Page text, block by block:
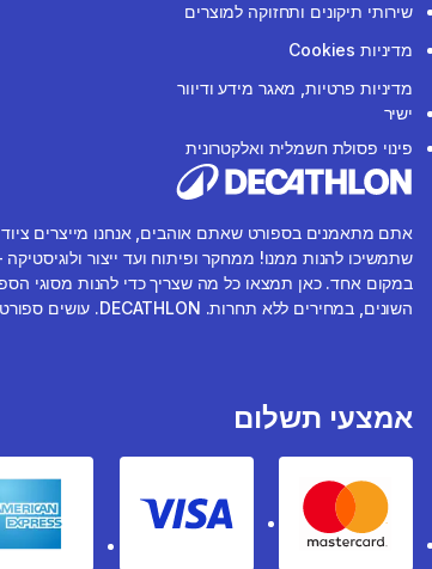
שירותי תיקונים ותחזוקה למוצרים
מדיניות Cookies
מדיניות פרטיות, מאגר מידע ודיוור
ישיר
פינוי פסולת חשמלית ואלקטרונית
אתם מתאמנים בספורט שאתם אוהבים, אנחנו מייצרים ציוד
שתמשיכו להנות ממנו! ממחקר ופיתוח ועד ייצור
במקום אחד. כאן תמצאו כל מה שצריך כדי להנות מסוגי
השונים, במחירים ללא תחרות. DECATHLON. עושים ספורט יחד!
אמצעי תשלום
Mastercard
Visa